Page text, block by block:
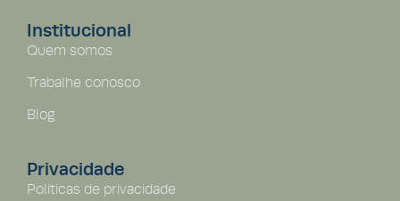
Institucional
Quem somos
Trabalhe conosco
Blog
Privacidade
Políticas de privacidade